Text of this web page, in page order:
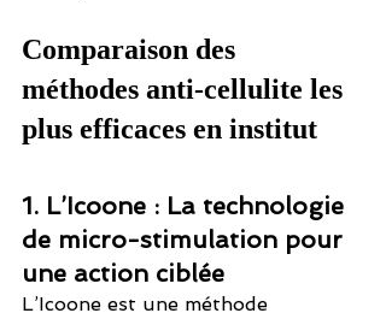
Comparaison des
méthodes anti-cellulite les
plus efficaces en institut
1. L’Icoone : La technologie
de micro-stimulation pour
une action ciblée
L’Icoone est une méthode